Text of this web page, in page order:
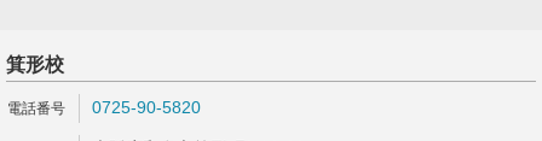
箕形校
0725-90-5820